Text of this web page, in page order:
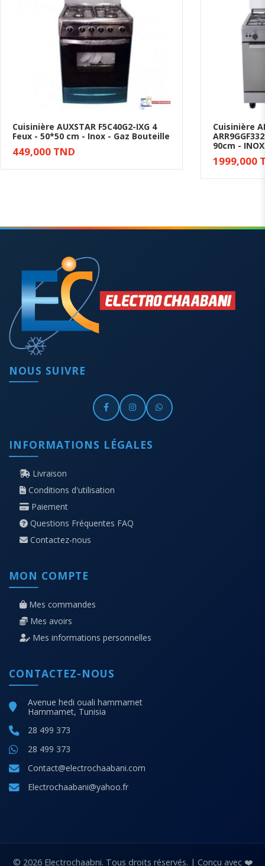
Ajouter au panier
Cuisinière AUXSTAR F5C40G2-IXG 4
Feux - 50*50 cm - Inox - Gaz Bouteille
449,000 TND
Cuisinière
90cm -
1999,000
NOUS SUIVRE
INFORMATIONS LÉGALES
Livraison
Conditions d'utilisation
Paiement
Questions Fréquentes FAQ
Contactez-nous
MON COMPTE
Mes commandes
Mes avoirs
Mes informations personnelles
CONTACTEZ-NOUS
Avenue hedi ouali hammamet
Hammamet, Tunisia
28 499 373
28 499 373
Contact@electrochaabani.com
Electrochaabani@yahoo.fr
© 2026 Electrochaabni. Tous droits réservés. | Conçu avec ❤️